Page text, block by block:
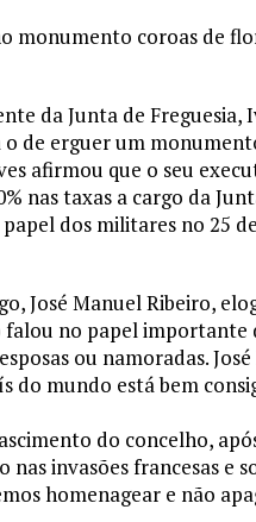
monumento coroas de
da Junta de
o de erguer um
afirmou que o seu
nas taxas a cargo da
dos militares no 25
José Manuel Ribeiro,
no papel importante
ou namoradas.
do mundo está bem
do concelho,
invasões francesas e
homenagear e não